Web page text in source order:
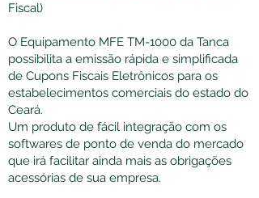
Fiscal)
O Equipamento MFE TM-1000 da Tanca
possibilita a emissão rápida e simplificada
de Cupons Fiscais Eletrônicos para os
estabelecimentos comerciais do estado do
Ceará.
Um produto de fácil integração com os
softwares de ponto de venda do mercado
que irá facilitar ainda mais as obrigações
acessórias de sua empresa.